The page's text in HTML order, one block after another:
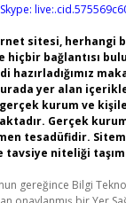
Skype:
sitesi, herhangi
hiçbir bağlantısı
hazırladığımız
yer alan
kurum ve
Gerçek
tesadüfidir.
tavsiye niteliği
gereğince Bilgi